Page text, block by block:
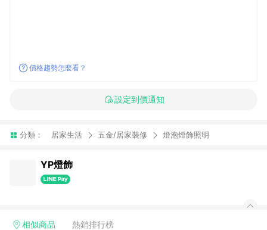
價格趨勢怎麼看？
設定到價通知
分類： 居家生活 五金/居家裝修 燈泡燈飾照明
YP燈飾
相似商品 熱銷排行榜